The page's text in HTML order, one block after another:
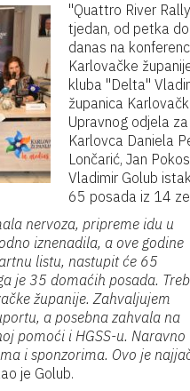
"Quattro River
tjedan, od petka
danas na
Karlovačke
kluba "Delta"
županica
Upravnog odjela
Karlovca Daniela
Lončarić, Jan
Vladimir Golub
65 posada iz 14
nervoza, pripreme idu u
iznenadila, a ove godine
listu, nastupit će 65
je 35 domaćih posada.
županije. Zahvaljujem
a posebna zahvala na
pomoći i HGSS-u. Naravno
i sponzorima. Ovo je
je Golub.